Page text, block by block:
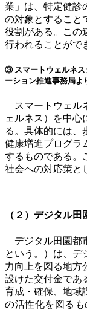
業」は、特定健診
の対象とすること
役割がある。この
行われることがで
③ スマートウェルネ
ーション推進事務局よ
スマートウェル
ェルネス）を中心
る。具体的には、
健康増進プログラ
するものである。
社会への対応策と
（２）デジタル
デジタル田園都
という。）は、デ
力向上を図る地方
設けた交付金であ
育成・確保、地域
の活性化を図る